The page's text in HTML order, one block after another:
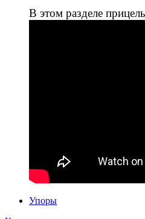
В этом разделе
Упоры